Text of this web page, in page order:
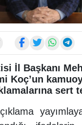
İl Başkanı
Koç’un
sert